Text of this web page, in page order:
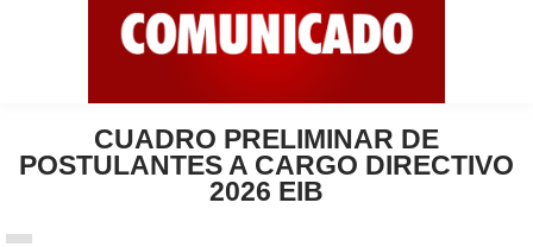
CUADRO PRELIMINAR DE
POSTULANTES A CARGO DIRECTIVO
2026 EIB